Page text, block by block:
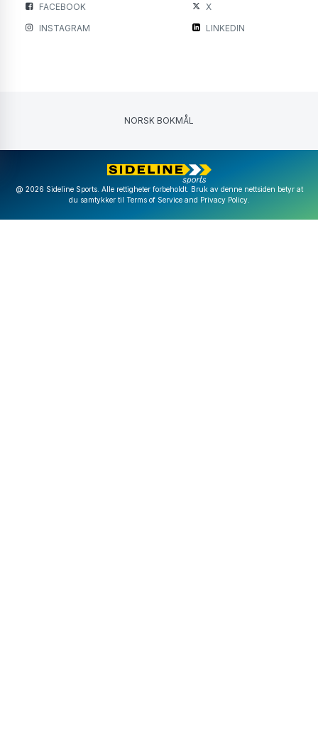
FACEBOOK
X
INSTAGRAM
LINKEDIN
NORSK BOKMÅL
@ 2026 Sideline Sports. Alle rettigheter forbeholdt. Bruk av denne nettsiden betyr at
du samtykker til Terms of Serviceand Privacy Policy.